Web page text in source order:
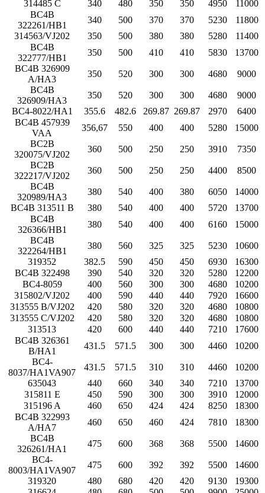
314485 C 340 480 350 350 4950
11000
BC4B
322261/HB1
340 500 370 370 5230
11800
314563/VJ202
350 500 380 380 5280
11400
BC4B
322777/HB1
350 500 410 410 5830
13700
BC4B 326909
A/HA3
350 520 300 300 4680
9000
BC4B
326909/HA3
350 520 300 300 4680
9000
BC4-8022/HA1
355.6 482.6 269.87 269.87 2970
6400
BC4B 457939
VAA
356,67 550 400 400 5280
15000
BC2B
320075/VJ202
360 500 250 250 3910
7350
BC2B
322217/VJ202
360 500 250 250 4400
8500
BC4B
320989/HA3
380 540 400 380 6050
14000
BC4B 313511 B
380 540 400 400 5720
13700
BC4B
326366/HB1
380 540 400 400 6160
15000
BC4B
322264/HB1
380 560 325 325 5230
10600
319352
382.5 590 450 450 6930
16300
BC4B 322498
390 540 320 320 5280
12200
BC4-8059
400 560 300 300 4680
10200
315802/VJ202
400 590 440 440 7920
16600
313555 B/VJ202
420 580 320 320 4680
10800
313555 C/VJ202
420 580 320 320 4680
10800
313513
420 600 440 440 7210
17600
BC4B 326361
B/HA1
431.5 571.5 300 300 4460
10200
BC4-
8037/HA1VA907
431.5 571.5 310 310 4460
10200
635043
440 660 340 340 7210
13700
315811 E
450 590 300 300 3910
12000
315196 A
460 650 424 424 8250
18300
BC4B 322993
A/HA7
460 650 460 424 7810
18300
BC4B
326261/HA1
475 600 368 368 5500
14600
BC4-
8003/HA1VA907
475 600 392 392 5500
14600
319320
480 680 420 420 9130
19300